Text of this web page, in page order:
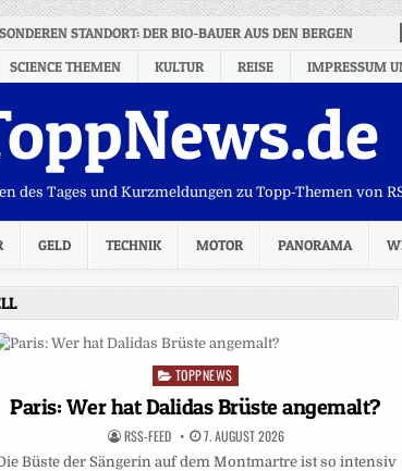
STANDORT: DER BIO-BAUER AUS DEN BERGEN
SCIENCE THEMEN KULTUR REISE IMPRESSUM
des Tages und Kurzmeldungen zu Topp-Themen von
GELD TECHNIK MOTOR PANORAMA
Posted
in
TOPPNEWS
Paris: Wer hat Dalidas Brüste angemalt?
RSS-FEED 7. AUGUST 2026
Büste der Sängerin auf dem Montmartre ist so intensiv